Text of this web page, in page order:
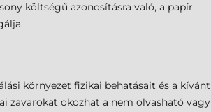
költségű azonosításra való, a papír
környezet fizikai behatásait és a kívánt
zavarokat okozhat a nem olvasható vagy